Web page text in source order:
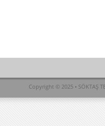
Copyright © 2025 • SÖKTAŞ